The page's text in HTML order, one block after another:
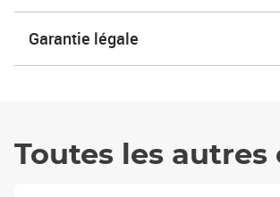
Garantie légale
Toutes les autres